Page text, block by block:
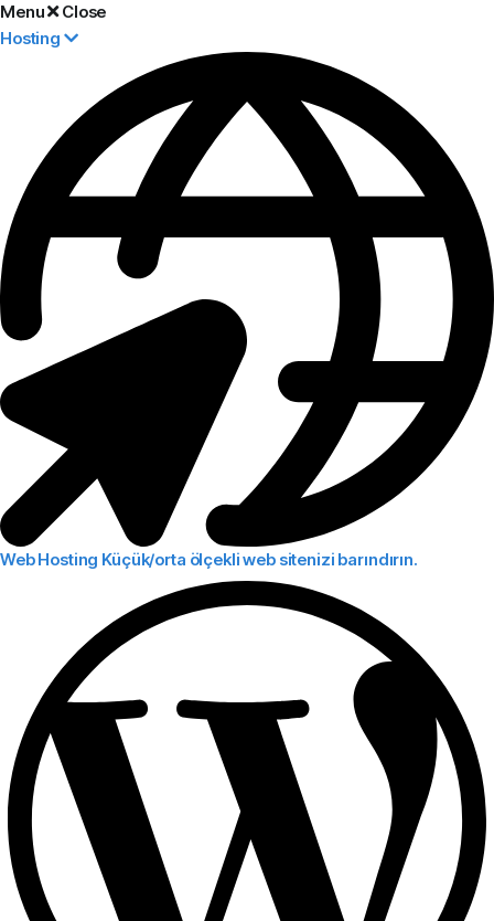
Menu Close
Hosting
Web Hosting Küçük/orta ölçekli web sitenizi barındırın.